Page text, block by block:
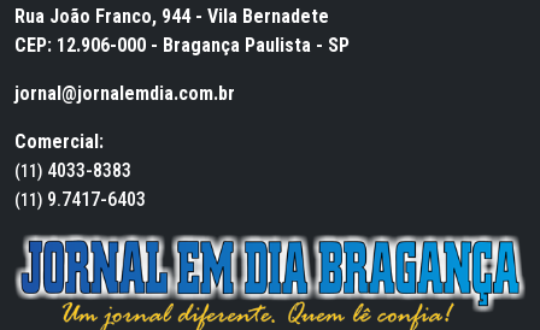
Rua João Franco, 944 - Vila Bernadete
CEP: 12.906-000 - Bragança Paulista - SP
jornal@jornalemdia.com.br
Comercial:
(11) 4033-8383
(11) 9.7417-6403